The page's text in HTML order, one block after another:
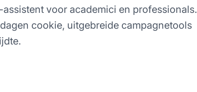
voor academici en professionals.
cookie, uitgebreide campagnetools